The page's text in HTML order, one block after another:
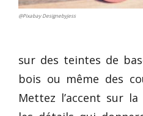
@Pixabay Designebyjess
sur des teintes de
bois ou même des
Mettez l’accent sur